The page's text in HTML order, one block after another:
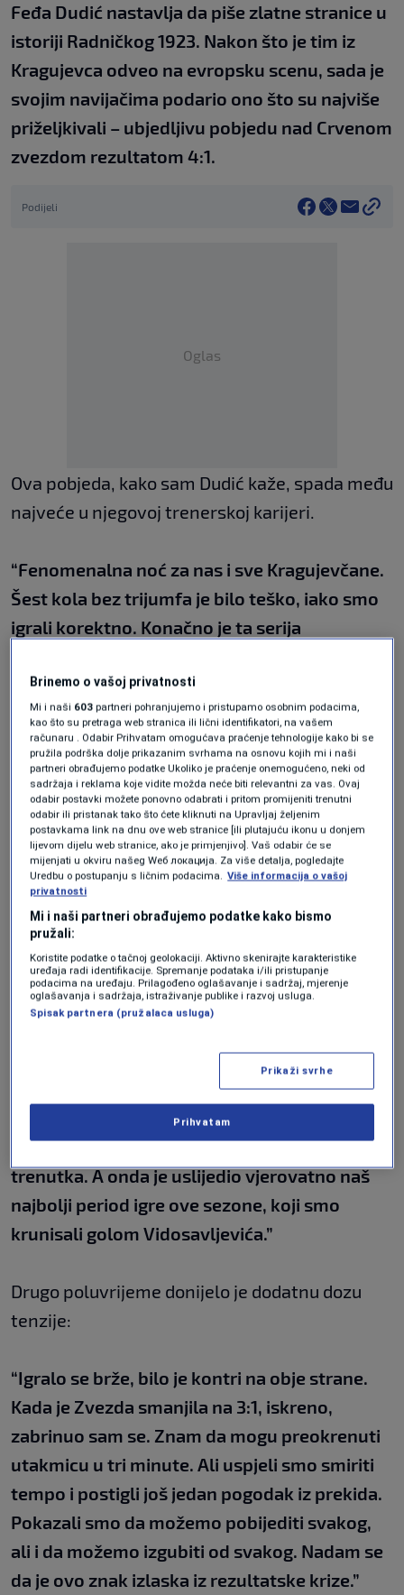
Feđa Dudić nastavlja da piše zlatne stranice u
istoriji Radničkog 1923. Nakon što je tim iz
Kragujevca odveo na evropsku scenu, sada je
svojim navijačima podario ono što su najviše
priželjkivali – ubjedljivu pobjedu nad Crvenom
zvezdom rezultatom 4:1.
Podijeli
Oglas
Ova pobjeda, kako sam Dudić kaže, spada među
najveće u njegovoj trenerskoj karijeri.
“Fenomenalna noć za nas i sve Kragujevčane.
Šest kola bez trijumfa je bilo teško, iako smo
igrali korektno. Konačno je ta serija
Dudić se osvrnuo i na teške poraze koje je
njegov tim doživio od Zvezde u prethodnim
susretima:
“Bilo bi sjajno da više ekipa izađe hrabro
protiv Zvezde. Mi smo igrali otvoreno i kad
smo gubili 0:5 i 0:6. Sada smo pokazali da
znamo kako pobijediti, i ako je neko to
zaslužio – to smo bili mi.”
Trener Radničkog bio je posebno zadovoljan
“Ušli smo pomalo bojažljivo, vjerovatno zbog
imena i renomea protivnika. Golman Mare
Milošević nas je sačuvao u dva ključna
trenutka. A onda je uslijedio vjerovatno naš
najbolji period igre ove sezone, koji smo
krunisali golom Vidosavljevića.”
Drugo poluvrijeme donijelo je dodatnu dozu
tenzije:
“Igralo se brže, bilo je kontri na obje strane.
Kada je Zvezda smanjila na 3:1, iskreno,
zabrinuo sam se. Znam da mogu preokrenuti
utakmicu u tri minute. Ali uspjeli smo smiriti
tempo i postigli još jedan pogodak iz prekida.
Pokazali smo da možemo pobijediti svakog,
ali i da možemo izgubiti od svakog. Nadam se
da je ovo znak izlaska iz rezultatske krize.”
Brinemo o vašoj privatnosti
Mi i naši 603 partneri pohranjujemo i pristupamo osobnim podacima,
kao što su pretraga web stranica ili lični identifikatori, na vašem
računaru . Odabir Prihvatam omogućava praćenje tehnologije kako bi se
pružila podrška dolje prikazanim svrhama na osnovu kojih mi i naši
partneri obrađujemo podatke Ukoliko je praćenje onemogućeno, neki od
sadržaja i reklama koje vidite možda neće biti relevantni za vas. Ovaj
odabir postavki možete ponovno odabrati i pritom promijeniti trenutni
odabir ili pristanak tako što ćete kliknuti na Upravljaj željenim
postavkama link na dnu ove web stranice [ili plutajuću ikonu u donjem
lijevom dijelu web stranice, ako je primjenjivo]. Vaš odabir će se
mijenjati u okviru našeg Wеб локација. Za više detalja, pogledajte
Uredbu o postupanju s ličnim podacima. Više informacija o vašoj
privatnosti
Mi i naši partneri obrađujemo podatke kako bismo
pružali:
Koristite podatke o tačnoj geolokaciji. Aktivno skenirajte karakteristike
uređaja radi identifikacije. Spremanje podataka i/ili pristupanje
podacima na uređaju. Prilagođeno oglašavanje i sadržaj, mjerenje
oglašavanja i sadržaja, istraživanje publike i razvoj usluga.
Spisak partnera (pružalaca usluga)
Prikaži svrhe
Prihvatam